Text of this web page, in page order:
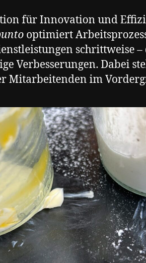
für Innovation und
optimiert
schrittweise
Verbesserungen. Dabei
Mitarbeitenden im